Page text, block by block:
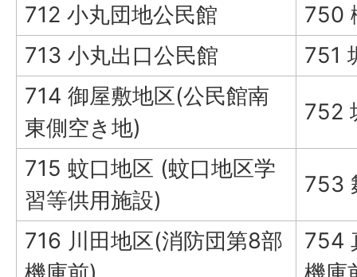
712 小丸団地公民館
750
713 小丸出口公民館
751
714 御屋敷地区(公民館南
東側空き地)
752
715 蚊口地区 (蚊口地区学
習等供用施設)
753
716 川田地区(消防団第8部
754